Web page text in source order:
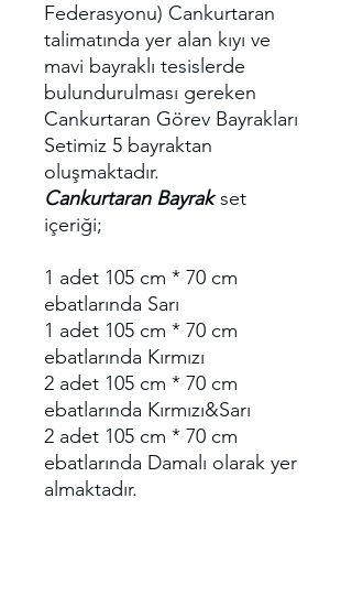
Federasyonu) Cankurtaran
talimatında yer alan kıyı ve
mavi bayraklı tesislerde
bulundurulması gereken
Cankurtaran Görev Bayrakları
Setimiz 5 bayraktan
oluşmaktadır.
Cankurtaran Bayrakset
içeriği;
1 adet 105 cm * 70 cm
ebatlarında Sarı
1 adet 105 cm * 70 cm
ebatlarında Kırmızı
2 adet 105 cm * 70 cm
ebatlarında Kırmızı&Sarı
2 adet 105 cm * 70 cm
ebatlarında Damalı olarak yer
almaktadır.